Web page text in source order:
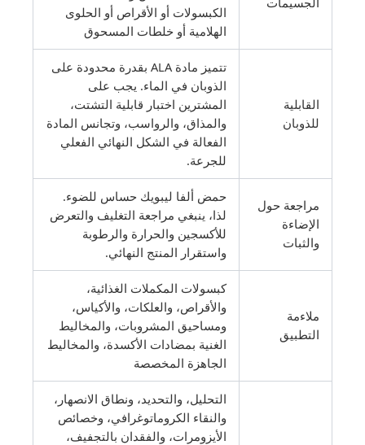
الكبسولات أو الأقراص أو الحلوى
الهلامية أو خلطات المسحوق
القابلية
للذوبان
تتميز مادة ALA بقدرة محدودة على
الذوبان في الماء. يجب على
المشترين اختبار قابلية التشتت،
والمذاق، والرواسب، وتجانس المادة
الفعالة في الشكل النهائي الفعلي
للجرعة.
مراجعة حول
الإضاءة
والثبات
حمض ألفا ليبويك حساس للضوء.
لذا، ينبغي مراجعة التغليف والتعرض
للأكسجين والحرارة والرطوبة
واستقرار المنتج النهائي.
ملاءمة
التطبيق
كبسولات المكملات الغذائية،
والأقراص، والعلكات، والأكياس،
ومساحيق المشروبات، والمخاليط
الغنية بمضادات الأكسدة، والمخاليط
الجاهزة المخصصة
التحليل، والتحديد، ونطاق الانصهار،
والنقاء الكروماتوغرافي، وخصائص
الأيزومرات، والفقدان بالتجفيف،